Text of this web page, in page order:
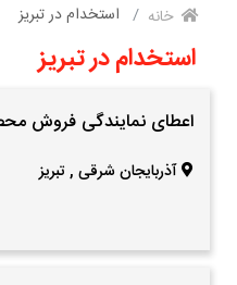
خانه استخدام در تبریز
استخدام در تبریز
اعطای نمایندگی فروش
آذربایجان شرقی ,تبریز